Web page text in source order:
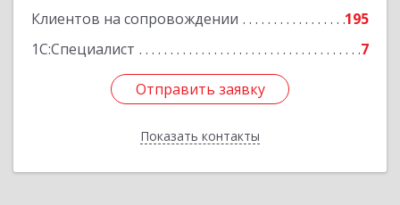
Клиентов на сопровождении
195
1С:Специалист
7
Отправить заявку
Показать контакты
Отправить заявку
Назад